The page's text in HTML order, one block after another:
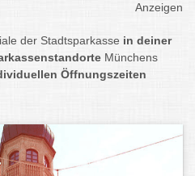
Anzeigen
der Stadtsparkasse in deiner
Münchens
Öffnungszeiten